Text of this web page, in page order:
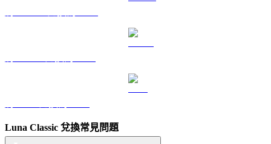
Luna Classic 兌換常見問題